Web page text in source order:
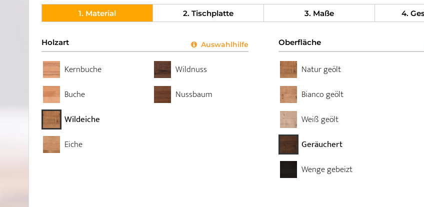
1. Material 2. Tischplatte 3. Maße 4.
Holzart Auswahlhilfe
Kernbuche
Buche
Wildeiche
Eiche
Wildnuss
Nussbaum
Oberfläche
Natur geölt
Bianco geölt
Weiß geölt
Geräuchert
Wenge gebeizt